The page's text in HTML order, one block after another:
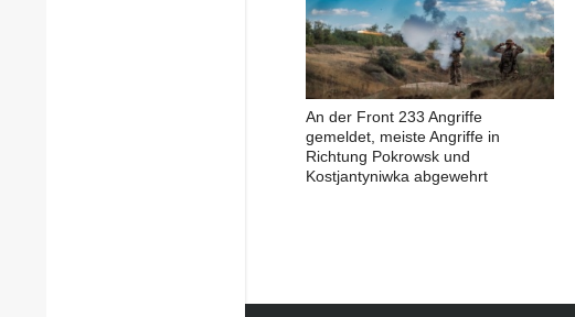
An der Front 233 Angriffe
gemeldet, meiste Angriffe in
Richtung Pokrowsk und
Kostjantyniwka abgewehrt